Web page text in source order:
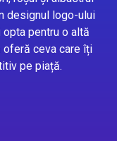
designul logo-ului
pentru o altă
oferă ceva care îți
pe piață.